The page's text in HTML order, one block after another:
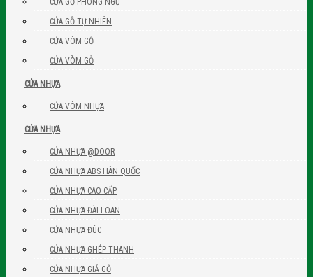
CỬA GỖ TỰ NHIÊN
CỬA VÒM GỖ
CỬA VÒM GỖ
CỬA NHỰA
CỬA VÒM NHỰA
CỬA NHỰA
CỬA NHỰA @DOOR
CỬA NHỰA ABS HÀN QUỐC
CỬA NHỰA CAO CẤP
CỬA NHỰA ĐÀI LOAN
CỬA NHỰA ĐÚC
CỬA NHỰA GHÉP THANH
CỬA NHỰA GIẢ GỖ